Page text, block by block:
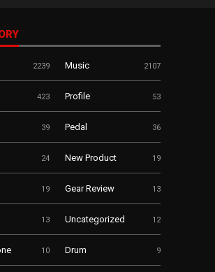
2239 Music 2107
423 Profile 53
39 Pedal 36
24 New Product 19
19 Gear Review 13
13 Uncategorized 12
10 Drum 9